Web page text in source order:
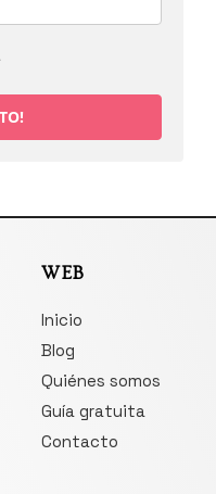
.
WEB
Inicio
Blog
Quiénes somos
Guía gratuita
Contacto